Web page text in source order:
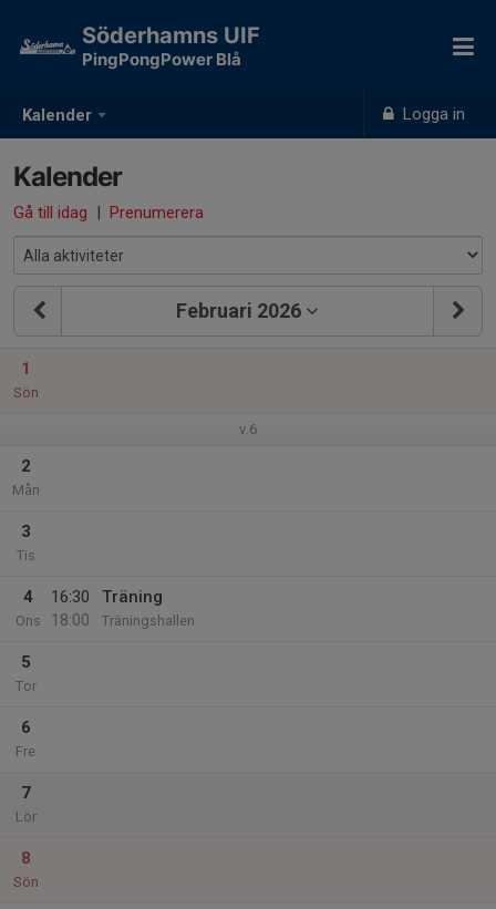
Kalender Logga in
Söderhamns UIF
PingPongPower Blå
Kalender
Gå till idag | Prenumerera
Februari 2026
1
Sön
v.6
2
Mån
3
Tis
4
Ons
16:30
18:00
Träning
Träningshallen
5
Tor
6
Fre
7
Lör
8
Sön